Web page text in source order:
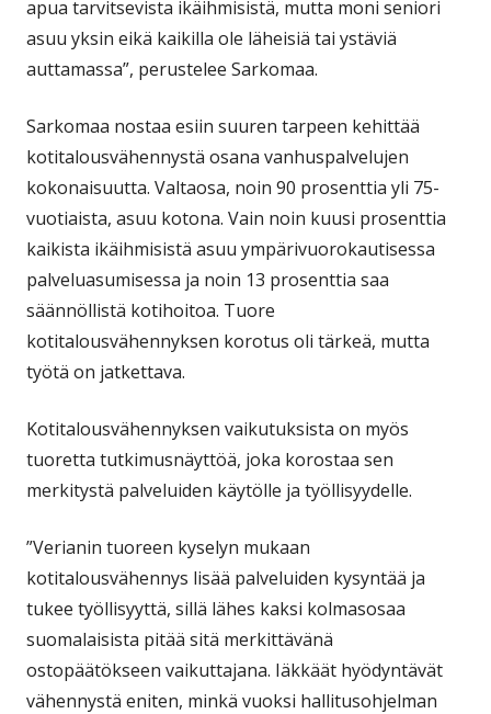
apua tarvitsevista ikäihmisistä, mutta moni seniori
asuu yksin eikä kaikilla ole läheisiä tai ystäviä
auttamassa”, perustelee Sarkomaa.
Sarkomaa nostaa esiin suuren tarpeen kehittää
kotitalousvähennystä osana vanhuspalvelujen
kokonaisuutta. Valtaosa, noin 90 prosenttia yli 75-
vuotiaista, asuu kotona. Vain noin kuusi prosenttia
kaikista ikäihmisistä asuu ympärivuorokautisessa
palveluasumisessa ja noin 13 prosenttia saa
säännöllistä kotihoitoa. Tuore
kotitalousvähennyksen korotus oli tärkeä, mutta
työtä on jatkettava.
Kotitalousvähennyksen vaikutuksista on myös
tuoretta tutkimusnäyttöä, joka korostaa sen
merkitystä palveluiden käytölle ja työllisyydelle.
”Verianin tuoreen kyselyn mukaan
kotitalousvähennys lisää palveluiden kysyntää ja
tukee työllisyyttä, sillä lähes kaksi kolmasosaa
suomalaisista pitää sitä merkittävänä
ostopäätökseen vaikuttajana. Iäkkäät hyödyntävät
vähennystä eniten, minkä vuoksi hallitusohjelman